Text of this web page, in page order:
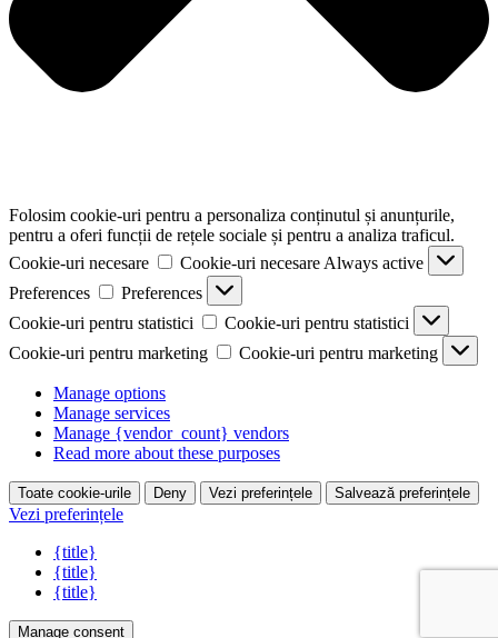
Folosim cookie-uri pentru a personaliza conținutul și anunțurile,
pentru a oferi funcții de rețele sociale și pentru a analiza traficul.
Cookie-uri necesare
Cookie-uri necesare Always active
Preferences
Preferences
Cookie-uri pentru statistici
Cookie-uri pentru statistici
Cookie-uri pentru marketing
Cookie-uri pentru marketing
Manage options
Manage services
Manage {vendor_count} vendors
Read more about these purposes
Toate cookie-urile Deny Vezi preferințele Salvează preferințele
Vezi preferințele
{title}
{title}
{title}
Manage consent